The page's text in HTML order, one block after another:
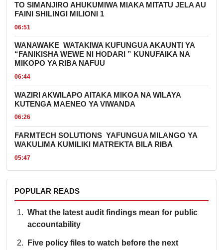
TO SIMANJIRO AHUKUMIWA MIAKA MITATU JELA AU
FAINI SHILINGI MILIONI 1
06:51
WANAWAKE WATAKIWA KUFUNGUA AKAUNTI YA
“FANIKISHA WEWE NI HODARI ” KUNUFAIKA NA
MIKOPO YA RIBA NAFUU
06:44
WAZIRI AKWILAPO AITAKA MIKOA NA WILAYA
KUTENGA MAENEO YA VIWANDA
06:26
FARMTECH SOLUTIONS YAFUNGUA MILANGO YA
WAKULIMA KUMILIKI MATREKTA BILA RIBA
05:47
POPULAR READS
What the latest audit findings mean for public
accountability
Five policy files to watch before the next